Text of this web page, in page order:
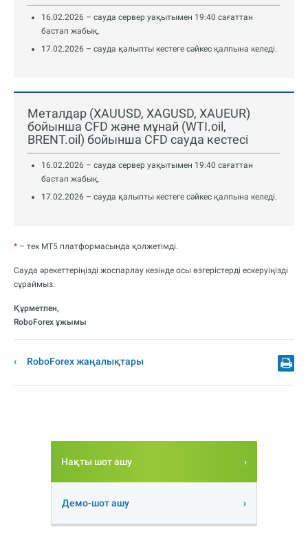
16.02.2026 – сауда сервер уақытымен 19:40 сағаттан
бастап жабық.
17.02.2026 – сауда қалыпты кестеге сәйкес қалпына келеді.
Металдар (XAUUSD, XAGUSD, XAUEUR)
бойынша CFD және мұнай (WTI.oil,
BRENT.oil) бойынша CFD сауда кестесі
16.02.2026 – сауда сервер уақытымен 19:40 сағаттан
бастап жабық.
17.02.2026 – сауда қалыпты кестеге сәйкес қалпына келеді.
* – тек MT5 платформасында қолжетімді.
Сауда әрекеттеріңізді жоспарлау кезінде осы өзгерістерді ескеруіңізді
сұраймыз.
Құрметпен,
RoboForex ұжымы
RoboForex жаңалықтары
Нақты шот ашу
Демо-шот ашу